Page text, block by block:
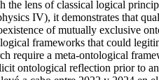
the lens of classical logical
IV), it demonstrates that
of mutually exclusive
frameworks that could
require a meta-ontological
ontological reflection prior to